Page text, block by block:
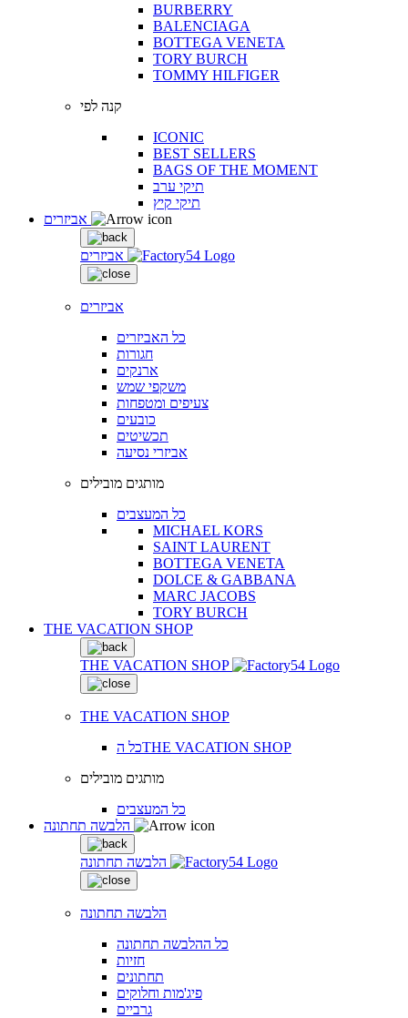
BURBERRY
BALENCIAGA
BOTTEGA VENETA
TORY BURCH
TOMMY HILFIGER
קנה לפי
ICONIC
BEST SELLERS
BAGS OF THE MOMENT
תיקי ערב
תיקי קיץ
אביזרים
אביזרים
כל האביזרים
חגורות
ארנקים
משקפי שמש
צעיפים ומטפחות
כובעים
תכשיטים
אביזרי נסיעה
מותגים מובילים
כל המעצבים
MICHAEL KORS
SAINT LAURENT
BOTTEGA VENETA
DOLCE & GABBANA
MARC JACOBS
TORY BURCH
THE VACATION SHOP
THE VACATION SHOP
THE VACATION SHOP
כל הTHE VACATION SHOP
מותגים מובילים
כל המעצבים
הלבשה תחתונה
הלבשה תחתונה
כל ההלבשה תחתונה
חזיות
תחתונים
פיג'מות וחלוקים
גרביים